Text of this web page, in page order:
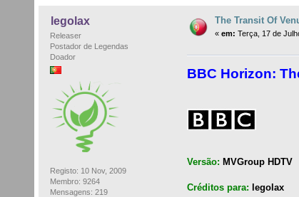
legolax
Releaser
Postador de Legendas
Doador
Registo: 10 Nov, 2009
Membro: 9264
Mensagens: 219
The Transit Of
« em: Terça, 17 de
BBC Horizon:
Versão: MVGroup HDTV
Créditos para: legolax